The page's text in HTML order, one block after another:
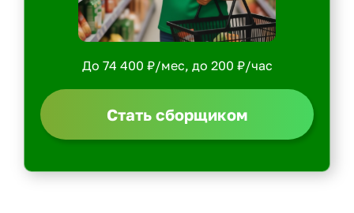
До 74 400 ₽/мес, до 200 ₽/час
Стать сборщиком